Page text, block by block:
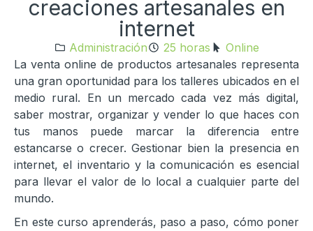
creaciones artesanales en
internet
Administración 25 horas
Online
La venta online de productos artesanales representa
una gran oportunidad para los talleres ubicados en el
medio rural. En un mercado cada vez más digital,
saber mostrar, organizar y vender lo que haces con
tus manos puede marcar la diferencia entre
estancarse o crecer. Gestionar bien la presencia en
internet, el inventario y la comunicación es esencial
para llevar el valor de lo local a cualquier parte del
mundo.
En este curso aprenderás, paso a paso, cómo poner